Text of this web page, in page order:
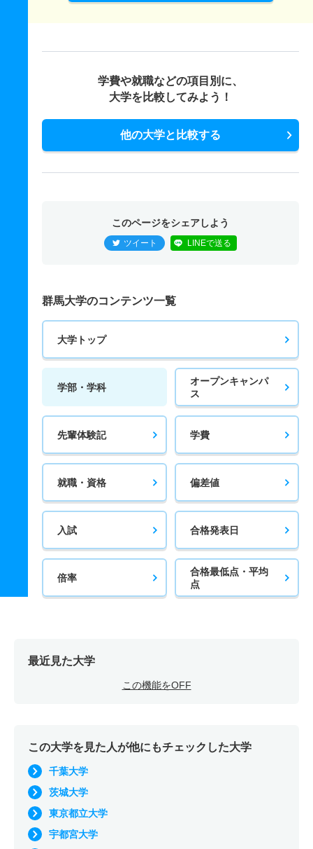
学費や就職などの項目別に、
大学を比較してみよう！
他の大学と比較する
このページをシェアしよう
ツイート LINEで送る
群馬大学のコンテンツ一覧
大学トップ
学部・学科
オープンキャンパ
ス
先輩体験記 学費
就職・資格 偏差値
入試 合格発表日
倍率
合格最低点・平均
点
最近見た大学
この機能をOFF
この大学を見た人が他にもチェックした大学
千葉大学
茨城大学
東京都立大学
宇都宮大学